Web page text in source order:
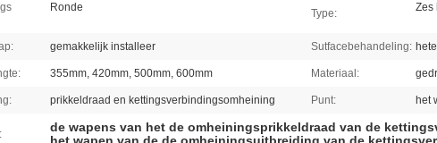
Ronde Type: Zes
gemakkelijk installeer Sutfacebehandeling:
355mm, 420mm, 500mm, 600mm Materiaal:
prikkeldraad en kettingsverbindingsomheining Punt: het
de wapens van het de omheiningsprikkeldraad van de